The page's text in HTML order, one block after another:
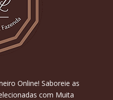
Online! Saboreie as
com Muita